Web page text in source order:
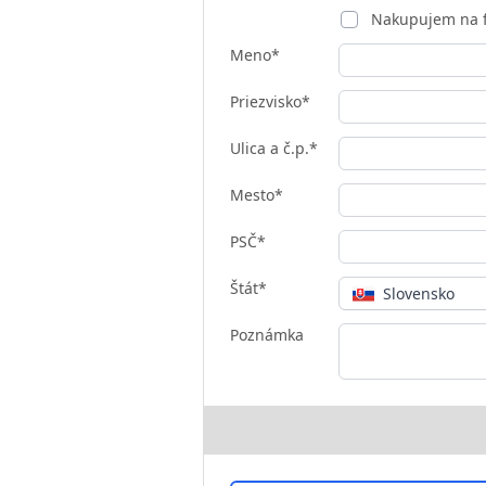
Nakupujem na
Meno*
Priezvisko*
Ulica a č.p.*
Mesto*
PSČ*
Štát*
Slovensko
Poznámka